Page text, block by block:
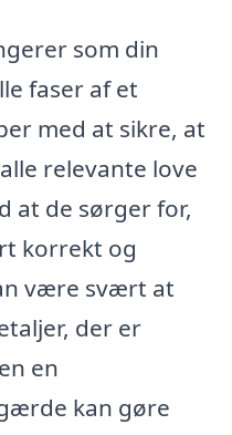
som din
faser af et
med at sikre, at
relevante love
at de sørger for,
korrekt og
være svært at
der er
en
kan gøre